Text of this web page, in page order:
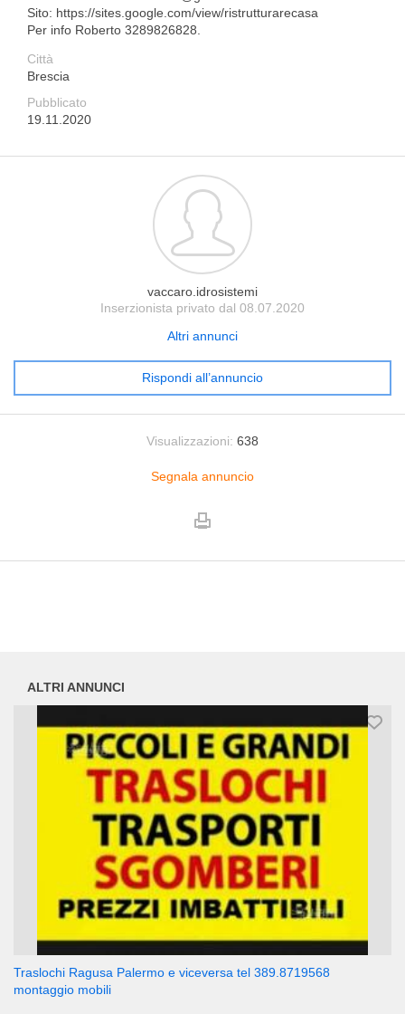
Sito: https://sites.google.com/view/ristrutturarecasa
Per info Roberto 3289826828.
Città
Brescia
Pubblicato
19.11.2020
vaccaro.idrosistemi
Inserzionista privato dal 08.07.2020
Altri annunci
Rispondi all’annuncio
Visualizzazioni: 638
Segnala annuncio
ALTRI ANNUNCI
Traslochi Ragusa Palermo e viceversa tel 389.8719568
montaggio mobili